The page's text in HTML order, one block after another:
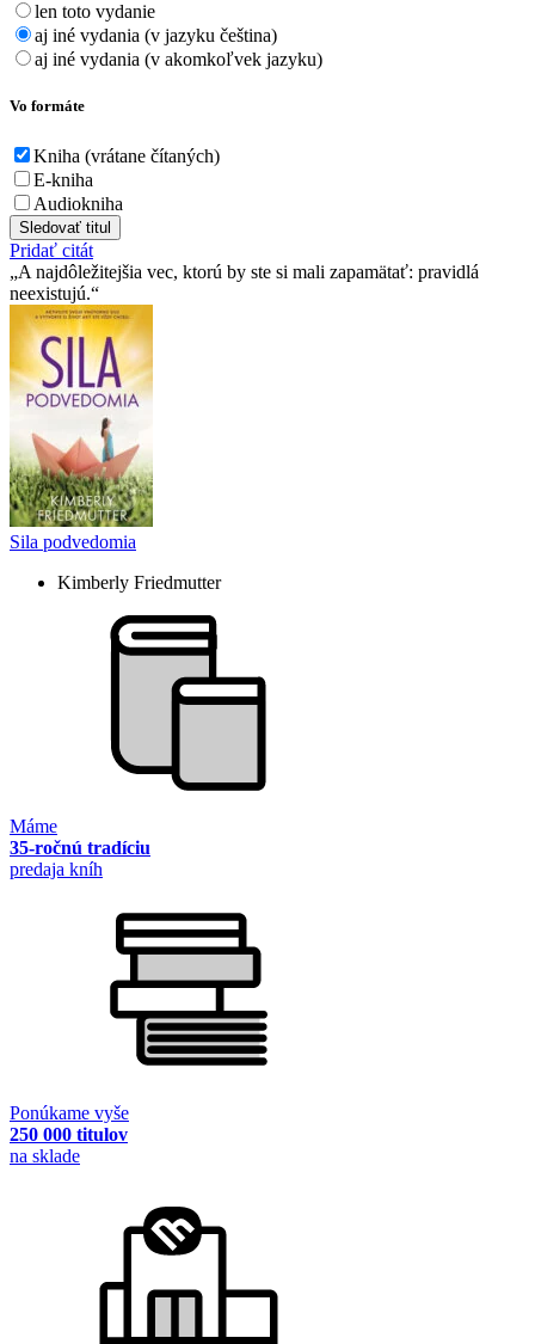
len toto vydanie
aj iné vydania (v jazyku čeština)
aj iné vydania (v akomkoľvek jazyku)
Vo formáte
Kniha (vrátane čítaných)
E-kniha
Audiokniha
Sledovať titul
Pridať citát
A najdôležitejšia vec, ktorú by ste si mali zapamätať: pravidlá
neexistujú.
Sila podvedomia
Kimberly Friedmutter
Máme
35-ročnú tradíciu
predaja kníh
Ponúkame vyše
250 000 titulov
na sklade